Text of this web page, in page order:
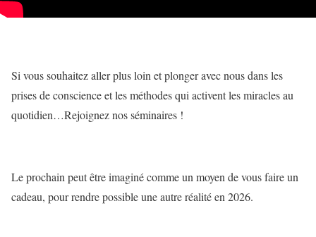
Si vous souhaitez aller plus loin et plonger avec nous dans les
prises de conscience et les méthodes qui activent les miracles au
quotidien…Rejoignez nos séminaires !
Le prochain peut être imaginé comme un moyen de vous faire un
cadeau, pour rendre possible une autre réalité en 2026.